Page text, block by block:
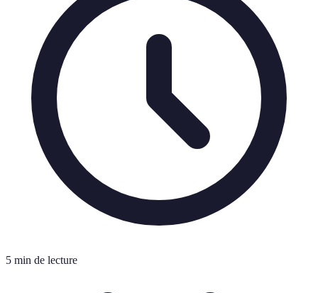
5 min de lecture